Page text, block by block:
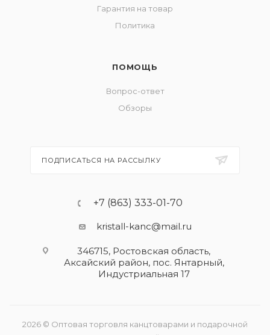
Гарантия на товар
Политика
ПОМОЩЬ
Вопрос-ответ
Обзоры
ПОДПИСАТЬСЯ НА РАССЫЛКУ
+7 (863) 333-01-70
kristall-kanc@mail.ru
346715, Ростовская область​,
Аксайский район, пос. Янтарный,
Индустриальная 17
2026 © Оптовая торговля канцтоварами и подарочной